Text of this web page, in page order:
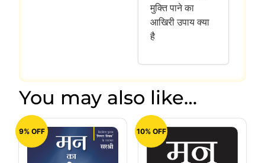
मुक्ति पाने का
आखिरी उपाय क्या
है
You may also like…
9% OFF 10% OFF